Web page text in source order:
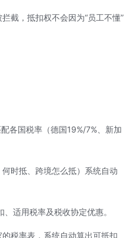
截，抵扣权不会因为“员工不懂”
各国税率（德国19%/7%、新加
时抵、跨境怎么抵）系统自动
、适用税率及税收协定优惠。
税率表，系统自动算出可抵扣